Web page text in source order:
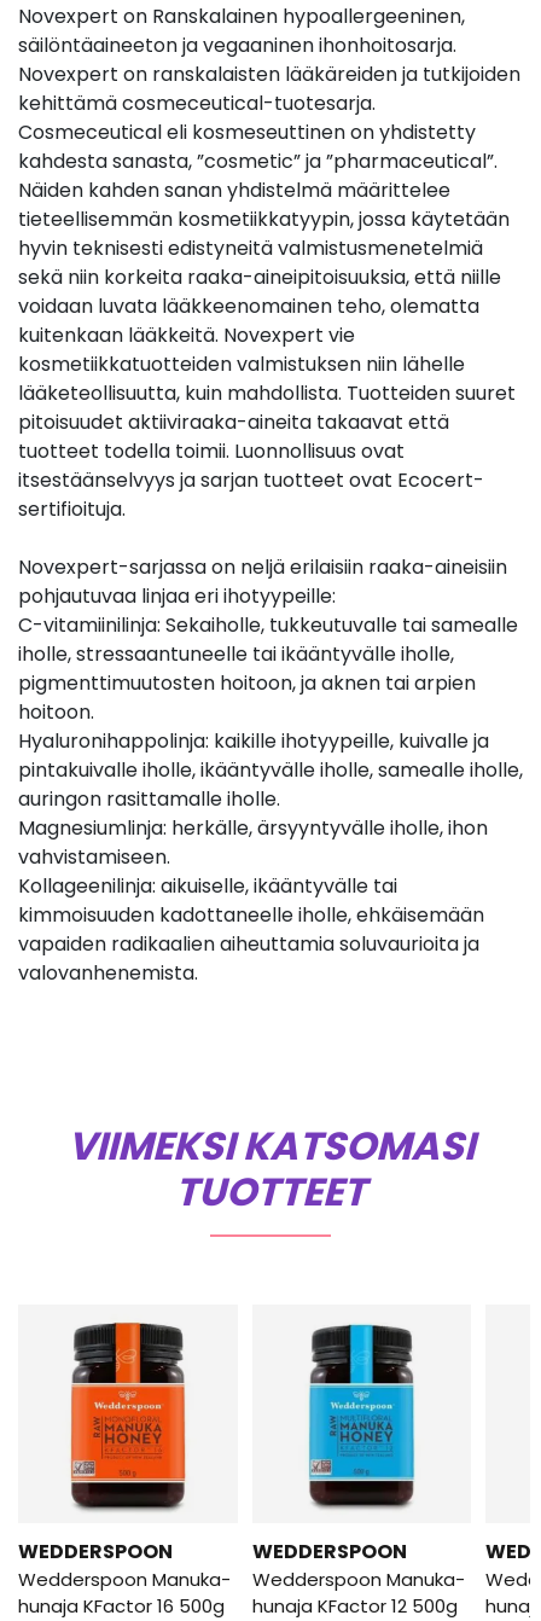
Novexpert on Ranskalainen hypoallergeeninen,
säilöntäaineeton ja vegaaninen ihonhoitosarja.
Novexpert on ranskalaisten lääkäreiden ja tutkijoiden
kehittämä cosmeceutical-tuotesarja.
Cosmeceutical eli kosmeseuttinen on yhdistetty
kahdesta sanasta, ”cosmetic” ja ”pharmaceutical”.
Näiden kahden sanan yhdistelmä määrittelee
tieteellisemmän kosmetiikkatyypin, jossa käytetään
hyvin teknisesti edistyneitä valmistusmenetelmiä
sekä niin korkeita raaka-aineipitoisuuksia, että niille
voidaan luvata lääkkeenomainen teho, olematta
kuitenkaan lääkkeitä. Novexpert vie
kosmetiikkatuotteiden valmistuksen niin lähelle
lääketeollisuutta, kuin mahdollista. Tuotteiden suuret
pitoisuudet aktiiviraaka-aineita takaavat että
tuotteet todella toimii. Luonnollisuus ovat
itsestäänselvyys ja sarjan tuotteet ovat Ecocert-
sertifioituja.
Novexpert-sarjassa on neljä erilaisiin raaka-aineisiin
pohjautuvaa linjaa eri ihotyypeille:
C-vitamiinilinja: Sekaiholle, tukkeutuvalle tai samealle
iholle, stressaantuneelle tai ikääntyvälle iholle,
pigmenttimuutosten hoitoon, ja aknen tai arpien
hoitoon.
Hyaluronihappolinja: kaikille ihotyypeille, kuivalle ja
pintakuivalle iholle, ikääntyvälle iholle, samealle iholle,
auringon rasittamalle iholle.
Magnesiumlinja: herkälle, ärsyyntyvälle iholle, ihon
vahvistamiseen.
Kollageenilinja: aikuiselle, ikääntyvälle tai
kimmoisuuden kadottaneelle iholle, ehkäisemään
vapaiden radikaalien aiheuttamia soluvaurioita ja
valovanhenemista.
VIIMEKSI KATSOMASI
TUOTTEET
WEDDERSPOON
Wedderspoon Manuka-
hunaja KFactor 16 500g
WEDDERSPOON
Wedderspoon Manuka-
hunaja KFactor 12 500g